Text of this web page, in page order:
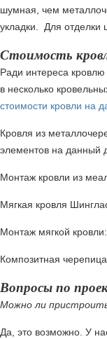
шумная, чем
укладки. Для отделки
Стоимость
Ради интереса кровлю
в несколько
стоимости кровли на
Кровля из
элементов на данный
Монтаж кровли из
Мягкая кровля
Монтаж мягкой
Композитная
Вопросы по
Можно ли
Да, это возможно. У